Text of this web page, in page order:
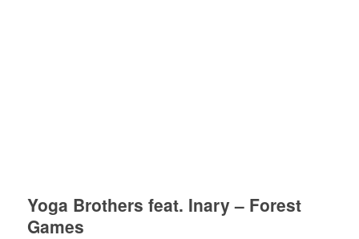
Yoga Brothers feat. Inary – Forest
Games